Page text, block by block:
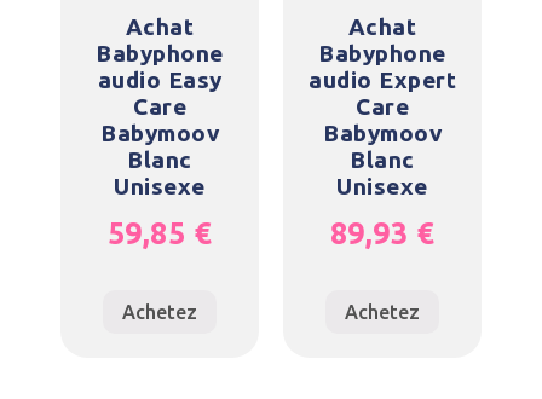
Achat
Babyphone
audio Easy
Care
Babymoov
Blanc
Unisexe
59,85 €
Achetez
Achat
Babyphone
audio Expert
Care
Babymoov
Blanc
Unisexe
89,93 €
Achetez